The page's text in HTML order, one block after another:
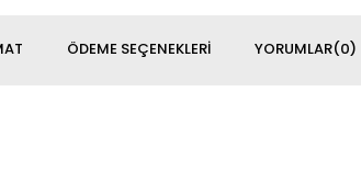
YORUMLAR(0)
ÖDEME SEÇENEKLERI